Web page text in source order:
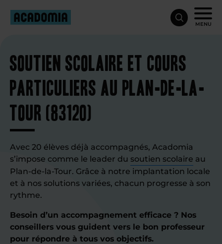
MENU
Soutien scolaire et cours
particuliers au Plan-de-la-
Tour (83120)
Avec 20 élèves déjà accompagnés, Acadomia
s’impose comme le leader du soutien scolaire au
Plan-de-la-Tour. Grâce à notre implantation locale
et à nos solutions variées, chacun progresse à son
rythme.
Besoin d’un accompagnement efficace ? Nos
conseillers vous guident vers le bon professeur
pour répondre à tous vos objectifs.